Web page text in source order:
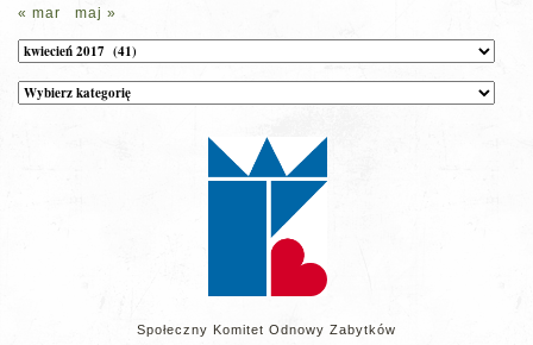
« mar
maj »
Archiwum
Kategorie
wpisów
Społeczny Komitet Odnowy Zabytków